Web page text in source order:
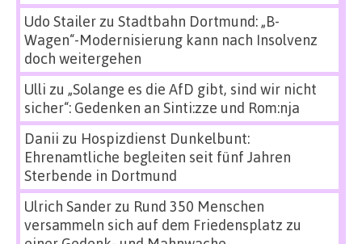
Udo Stailerzu Stadtbahn Dortmund: „B-
Wagen“-Modernisierung kann nach Insolvenz
doch weitergehen
Ulli zu „Solange es die AfD gibt, sind wir nicht
sicher“: Gedenken an Sinti:zze und Rom:nja
Danii zu Hospizdienst Dunkelbunt:
Ehrenamtliche begleiten seit fünf Jahren
Sterbende in Dortmund
Ulrich Sanderzu Rund 350 Menschen
versammeln sich auf dem Friedensplatz zu